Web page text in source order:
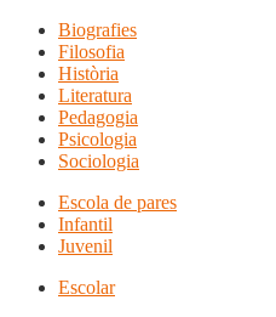
Biografies
Filosofia
Història
Literatura
Pedagogia
Psicologia
Sociologia
Escola de pares
Infantil
Juvenil
Escolar